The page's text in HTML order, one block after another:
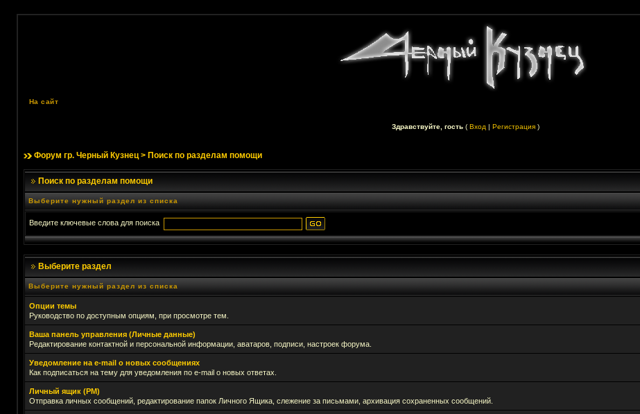
На сайт
Здравствуйте, гость (Вход |Регистрация )
Форум гр. Черный Кузнец> Поиск по разделам помощи
Поиск по разделам помощи
Выберите нужный раздел из списка
Введите ключевые слова для поиска
Выберите раздел
Выберите нужный раздел из списка
Опции темы
Руководство по доступным опциям, при просмотре тем.
Ваша панель управления (Личные данные)
Редактирование контактной и персональной информации, аватаров, подписи, настроек форума.
Уведомление на e-mail о новых сообщениях
Как подписаться на тему для уведомления по e-mail о новых ответах.
Личный ящик (PM)
Отправка личных сообщений, редактирование папок Личного Ящика, слежение за письмами, архивация сохраненных сообщений.